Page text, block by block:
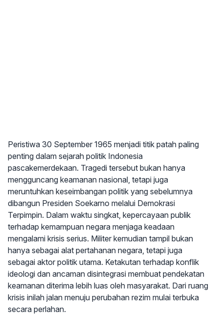
Peristiwa 30 September 1965 menjadi titik patah paling
penting dalam sejarah politik Indonesia
pascakemerdekaan. Tragedi tersebut bukan hanya
mengguncang keamanan nasional, tetapi juga
meruntuhkan keseimbangan politik yang sebelumnya
dibangun Presiden Soekarno melalui Demokrasi
Terpimpin. Dalam waktu singkat, kepercayaan publik
terhadap kemampuan negara menjaga keadaan
mengalami krisis serius. Militer kemudian tampil bukan
hanya sebagai alat pertahanan negara, tetapi juga
sebagai aktor politik utama. Ketakutan terhadap konflik
ideologi dan ancaman disintegrasi membuat pendekatan
keamanan diterima lebih luas oleh masyarakat. Dari ruang
krisis inilah jalan menuju perubahan rezim mulai terbuka
secara perlahan.